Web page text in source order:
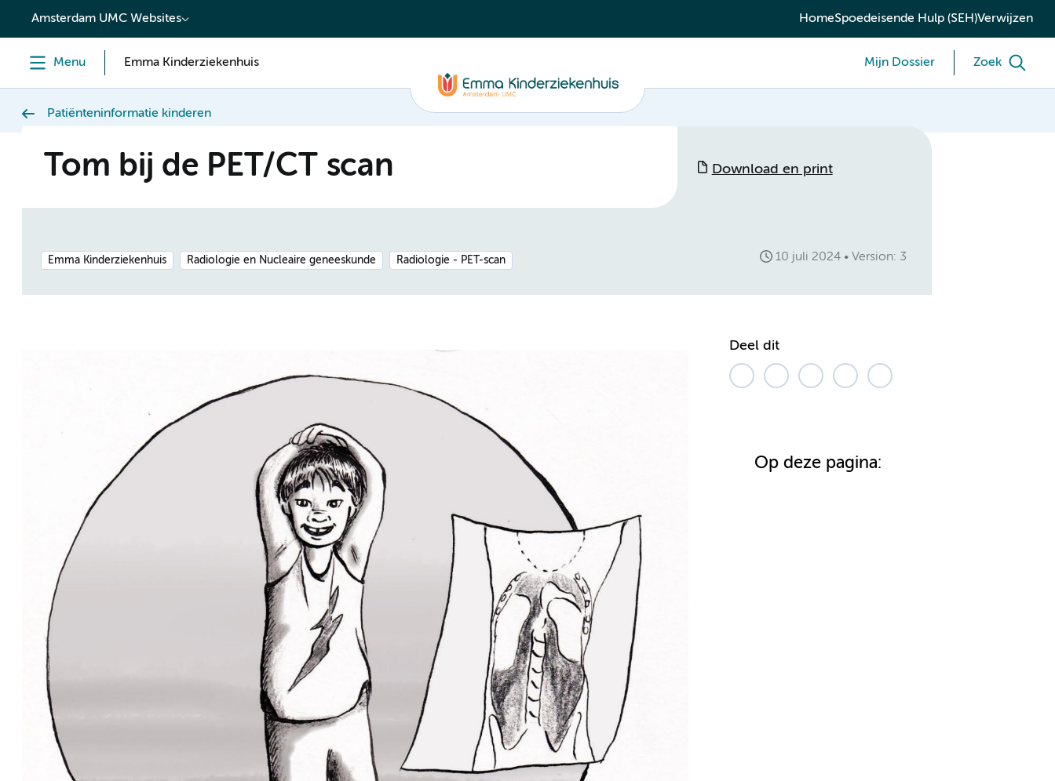
content
Amsterdam UMC Websites HomeSpoedeisende Hulp (SEH)Verwijzen
Menu Emma Kinderziekenhuis Mijn Dossier Zoek
Patiënteninformatie kinderen
Tom bij de PET/CT scan Download en print
Emma Kinderziekenhuis Radiologie en Nucleaire geneeskunde Radiologie - PET-scan 10 juli 2024 Version: 3
Deel dit
Op deze pagina: